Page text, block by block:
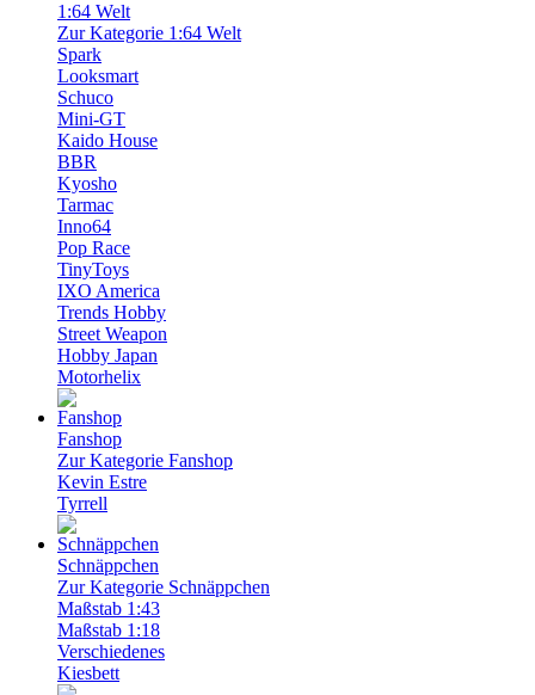
1:64 Welt
Zur Kategorie 1:64 Welt
Spark
Looksmart
Schuco
Mini-GT
Kaido House
BBR
Kyosho
Tarmac
Inno64
Pop Race
TinyToys
IXO America
Trends Hobby
Street Weapon
Hobby Japan
Motorhelix
Fanshop
Zur Kategorie Fanshop
Kevin Estre
Tyrrell
Schnäppchen
Zur Kategorie Schnäppchen
Maßstab 1:43
Maßstab 1:18
Verschiedenes
Kiesbett